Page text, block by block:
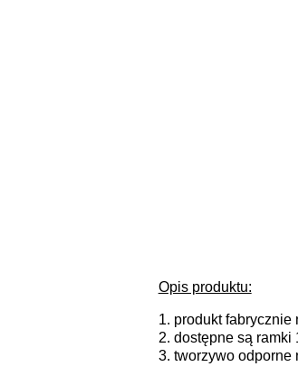
Opis produktu:
1. produkt fabrycznie
2. dostępne są ramki
3. tworzywo odporne